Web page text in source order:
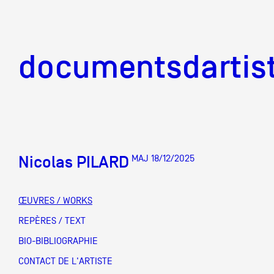
Équipe
Nicolas PILARD MAJ 18/12/2025
ŒUVRES / WORKS
REPÈRES / TEXT
BIO-BIBLIOGRAPHIE
CONTACT DE L'ARTISTE